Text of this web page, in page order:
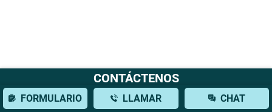
CONTÁCTENOS
FORMULARIO LLAMAR CHAT